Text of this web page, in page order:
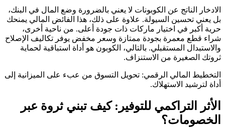
الادخار الناتج عن الكوبونات لا يعني بالضرورة وضع المال في البنك،
بل يعني تحسين السيولة. علاوة على ذلك، هذا الفائض المالي يمنحك
حرية أكبر في اختيار ماركات ذات جودة أعلى. من ناحية أخرى،
شراء قطع معمرة بجودة ممتازة وسعر مخفض يوفر تكاليف الإصلاح
والاستبدال المستقبلي. بالتالي، الكوبون هو أداة استباقية لحماية
ثروتك الصغيرة من الاستنزاف.
التخطيط المالي الرقمي: تحويل التسوق من عبء على الميزانية إلى
أداة لترشيد الاستهلاك.
الأثر التراكمي للتوفير: كيف تبني ثروة عبر
الخصومات؟